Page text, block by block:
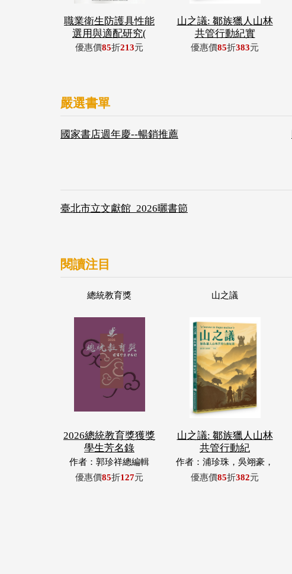
職業衛生防護具性能
選用與適配研究(
優惠價85折213元
山之議: 鄒族獵人山林
共管行動紀實
優惠價85折383元
嚴選書單
國家書店週年慶--暢銷推薦
臺北市立文獻館_2026曬書節
閱讀注目
總統教育獎
2026總統教育獎獲獎
學生芳名錄
作者：郭珍祥總編輯
優惠價85折127元
山之議
山之議: 鄒族獵人山林
共管行動紀
作者：浦珍珠，吳翊豪，
呂翊齊，張惠東，許玉
優惠價85折382元